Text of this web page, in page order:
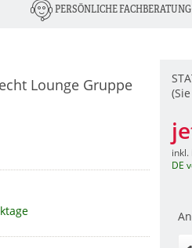
PERSÖNLICHE FACHBERATUNG
Lounge Gruppe
inkl.
DE